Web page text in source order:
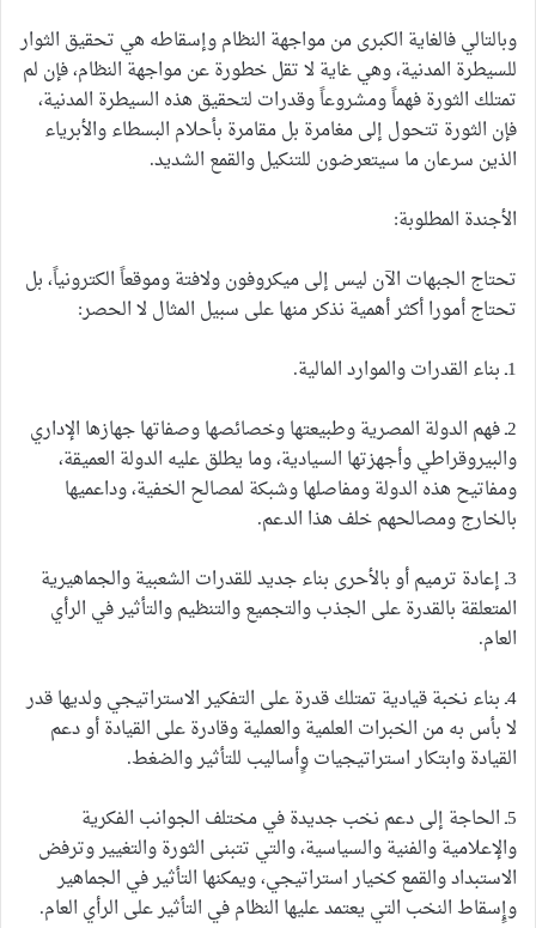
وبالتالي فالغاية الكبرى من مواجهة النظام وإسقاطه هي تحقيق الثوار
للسيطرة المدنية، وهي غاية لا تقل خطورة عن مواجهة النظام، فإن لم
تمتلك الثورة فهماً ومشروعاً وقدرات لتحقيق هذه السيطرة المدنية،
فإن الثورة تتحول إلى مغامرة بل مقامرة بأحلام البسطاء والأبرياء
الذين سرعان ما سيتعرضون للتنكيل والقمع الشديد.
الأجندة المطلوبة:
تحتاج الجبهات الآن ليس إلى ميكروفون ولافتة وموقعاً الكترونياً، بل
تحتاج أمورا أكثر أهمية نذكر منها على سبيل المثال لا الحصر:
1ـ بناء القدرات والموارد المالية.
2ـ فهم الدولة المصرية وطبيعتها وخصائصها وصفاتها جهازها الإداري
والبيروقراطي وأجهزتها السيادية، وما يطلق عليه الدولة العميقة،
ومفاتيح هذه الدولة ومفاصلها وشبكة لمصالح الخفية، وداعميها
بالخارج ومصالحهم خلف هذا الدعم.
3ـ إعادة ترميم أو بالأحرى بناء جديد للقدرات الشعبية والجماهيرية
المتعلقة بالقدرة على الجذب والتجميع والتنظيم والتأثير في الرأي
العام.
4ـ بناء نخبة قيادية تمتلك قدرة على التفكير الاستراتيجي ولديها قدر
لا بأس به من الخبرات العلمية والعملية وقادرة على القيادة أو دعم
القيادة وابتكار استراتيجيات وٍأساليب للتأثير والضغط.
5ـ الحاجة إلى دعم نخب جديدة في مختلف الجوانب الفكرية
والإعلامية والفنية والسياسية، والتي تتبنى الثورة والتغيير وترفض
الاستبداد والقمع كخيار استراتيجي، ويمكنها التأثير في الجماهير
وإٍسقاط النخب التي يعتمد عليها النظام في التأثير على الرأي العام.